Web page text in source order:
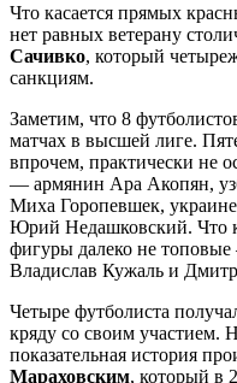
Что касается прямых
нет равных ветерану
Сачивко, который
санкциям.
Заметим, что 8
матчах в высшей лиге.
впрочем, практически не
— армянин Ара Акопян,
Миха Горопевшек,
Юрий Недашковский. Что
фигуры далеко не
Владислав Кужаль и
Четыре футболиста
кряду со своим участием.
показательная история
Мараховским, который в